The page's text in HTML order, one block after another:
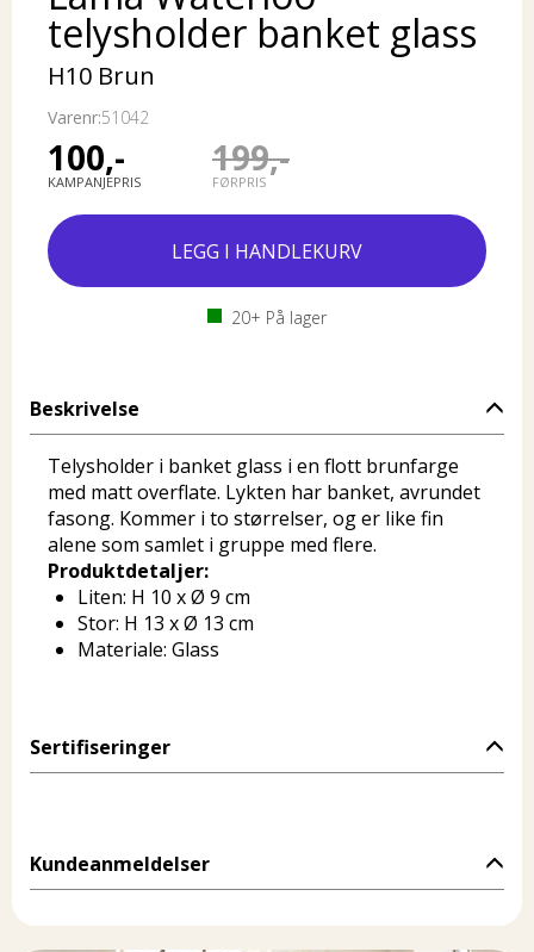
telysholder banket glass
H10 Brun
Varenr:51042
100,-
KAMPANJEPRIS
199,-
FØRPRIS
20+ På lager
Beskrivelse
Telysholder i banket glass i en flott brunfarge
med matt overflate. Lykten har banket, avrundet
fasong. Kommer i to størrelser, og er like fin
alene som samlet i gruppe med flere.
Produktdetaljer:
Liten: H 10 x Ø 9 cm
Stor: H 13 x Ø 13 cm
Materiale: Glass
Sertifiseringer
Kundeanmeldelser